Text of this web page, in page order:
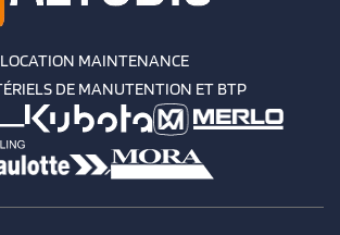
MAINTENANCE
DE MANUTENTION ET BTP